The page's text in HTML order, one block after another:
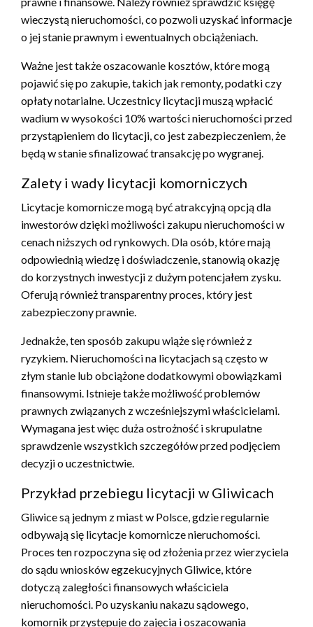
wieczystą nieruchomości, co pozwoli uzyskać informacje
o jej stanie prawnym i ewentualnych obciążeniach.
Ważne jest także oszacowanie kosztów, które mogą
pojawić się po zakupie, takich jak remonty, podatki czy
opłaty notarialne. Uczestnicy licytacji muszą wpłacić
wadium w wysokości 10% wartości nieruchomości przed
przystąpieniem do licytacji, co jest zabezpieczeniem, że
będą w stanie sfinalizować transakcję po wygranej.
Zalety i wady licytacji komorniczych
Licytacje komornicze mogą być atrakcyjną opcją dla
inwestorów dzięki możliwości zakupu nieruchomości w
cenach niższych od rynkowych. Dla osób, które mają
odpowiednią wiedzę i doświadczenie, stanowią okazję
do korzystnych inwestycji z dużym potencjałem zysku.
Oferują również transparentny proces, który jest
zabezpieczony prawnie.
Jednakże, ten sposób zakupu wiąże się również z
ryzykiem. Nieruchomości na licytacjach są często w
złym stanie lub obciążone dodatkowymi obowiązkami
finansowymi. Istnieje także możliwość problemów
prawnych związanych z wcześniejszymi właścicielami.
Wymagana jest więc duża ostrożność i skrupulatne
sprawdzenie wszystkich szczegółów przed podjęciem
decyzji o uczestnictwie.
Przykład przebiegu licytacji w Gliwicach
Gliwice są jednym z miast w Polsce, gdzie regularnie
odbywają się licytacje komornicze nieruchomości.
Proces ten rozpoczyna się od złożenia przez wierzyciela
do sądu wniosków egzekucyjnych Gliwice, które
dotyczą zaległości finansowych właściciela
nieruchomości. Po uzyskaniu nakazu sądowego,
komornik przystępuje do zajęcia i oszacowania